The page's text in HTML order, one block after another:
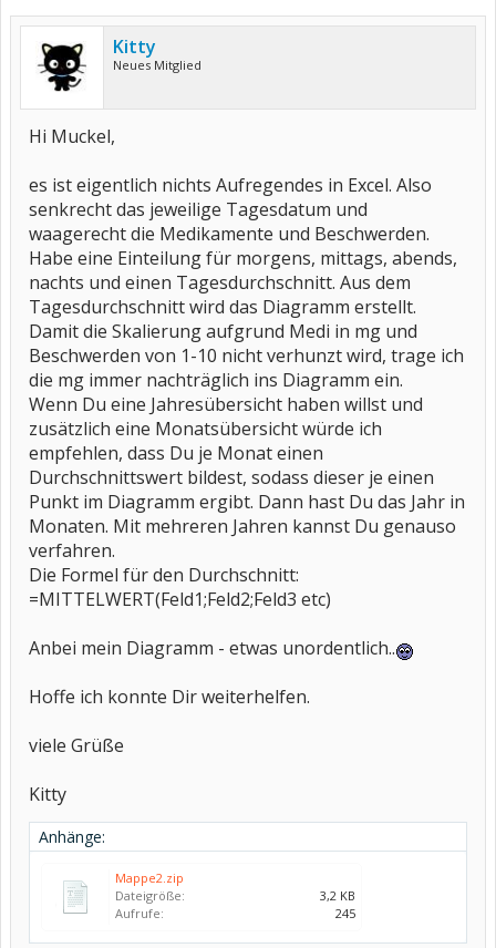
Kitty
Neues Mitglied
Hi Muckel,
es ist eigentlich nichts Aufregendes in Excel. Also
senkrecht das jeweilige Tagesdatum und
waagerecht die Medikamente und Beschwerden.
Habe eine Einteilung für morgens, mittags, abends,
nachts und einen Tagesdurchschnitt. Aus dem
Tagesdurchschnitt wird das Diagramm erstellt.
Damit die Skalierung aufgrund Medi in mg und
Beschwerden von 1-10 nicht verhunzt wird, trage ich
die mg immer nachträglich ins Diagramm ein.
Wenn Du eine Jahresübersicht haben willst und
zusätzlich eine Monatsübersicht würde ich
empfehlen, dass Du je Monat einen
Durchschnittswert bildest, sodass dieser je einen
Punkt im Diagramm ergibt. Dann hast Du das Jahr in
Monaten. Mit mehreren Jahren kannst Du genauso
verfahren.
Die Formel für den Durchschnitt:
=MITTELWERT(Feld1;Feld2;Feld3 etc)
Anbei mein Diagramm - etwas unordentlich..
Hoffe ich konnte Dir weiterhelfen.
viele Grüße
Kitty
Anhänge:
Mappe2.zip
Dateigröße:
3,2 KB
Aufrufe:
245